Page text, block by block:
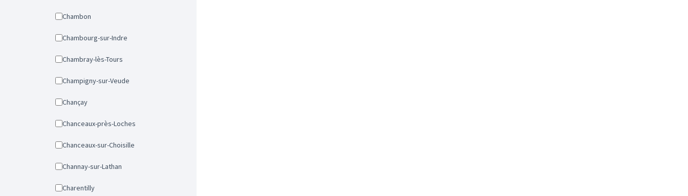
Chambon
Chambourg-sur-Indre
Chambray-lès-Tours
Champigny-sur-Veude
Chançay
Chanceaux-près-Loches
Chanceaux-sur-Choisille
Channay-sur-Lathan
Charentilly